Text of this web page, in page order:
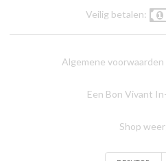
Veilig betalen:
Algemene voorwaarden
Een Bon Vivant
Shop